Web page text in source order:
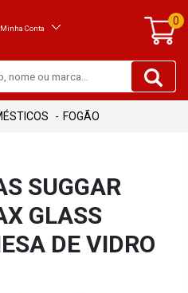
Minha Conta
0
FOGÃO
SUGGAR
GLASS
DE VIDRO